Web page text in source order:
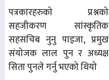
पत्रकारहरुको प्रश्नको
सहजीकरण सांस्कृतिक
सहसचिब नुनु पाइजा, प्रमुख
संयोजक लाल पुन र अध्यक्ष
सिता पुनले गर्नु भएको थियो